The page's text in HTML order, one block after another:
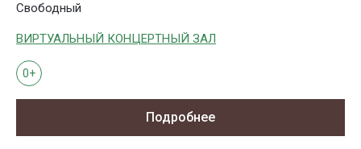
Свободный
ВИРТУАЛЬНЫЙ КОНЦЕРТНЫЙ ЗАЛ
0+
Подробнее